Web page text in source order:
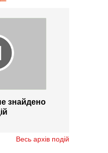
знайдено
Весь архів подій